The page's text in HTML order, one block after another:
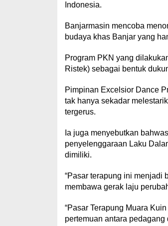
Indonesia.
Banjarmasin mencoba
budaya khas Banjar yang
Program PKN yang
Ristek) sebagai bentuk
Pimpinan Excelsior Dance
tak hanya sekadar
tergerus.
Ia juga menyebutkan
penyelenggaraan Laku
dimiliki.
“Pasar terapung ini menjadi
membawa gerak laju
“Pasar Terapung Muara
pertemuan antara